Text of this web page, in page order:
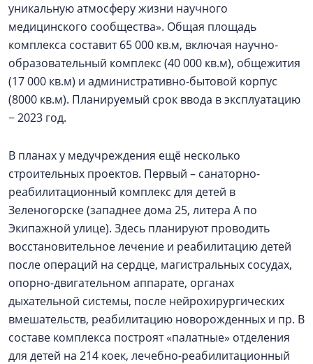
уникальную атмосферу жизни научного
медицинского сообщества». Общая площадь
комплекса составит 65 000 кв.м, включая научно-
образовательный комплекс (40 000 кв.м), общежития
(17 000 кв.м) и административно-бытовой корпус
(8000 кв.м). Планируемый срок ввода в эксплуатацию
− 2023 год.
В планах у медучреждения ещё несколько
строительных проектов. Первый – санаторно-
реабилитационный комплекс для детей в
Зеленогорске (западнее дома 25, литера А по
Экипажной улице). Здесь планируют проводить
восстановительное лечение и реабилитацию детей
после операций на сердце, магистральных сосудах,
опорно-двигательном аппарате, органах
дыхательной системы, после нейрохирургических
вмешательств, реабилитацию новорожденных и пр. В
составе комплекса построят «палатные» отделения
для детей на 214 коек, лечебно-реабилитационный